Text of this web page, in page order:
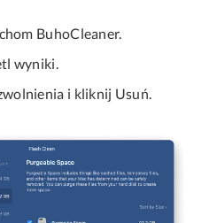
BuhoCleaner.
wyniki.
i kliknij Usuń.